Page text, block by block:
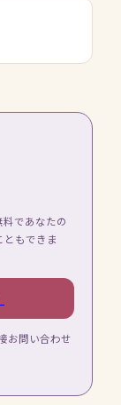
であなたの
もできま
お問い合わせ